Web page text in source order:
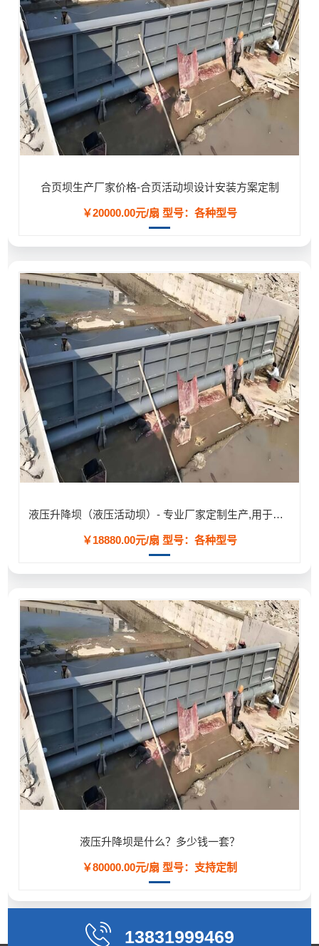
合页坝生产厂家价格-合页活动坝设计安装方案定制
￥20000.00元/扇 型号：各种型号
液压升降坝（液压活动坝）- 专业厂家定制生产,用于河道/防汛工程
￥18880.00元/扇 型号：各种型号
液压升降坝是什么？多少钱一套？
￥80000.00元/扇 型号：支持定制
13831999469